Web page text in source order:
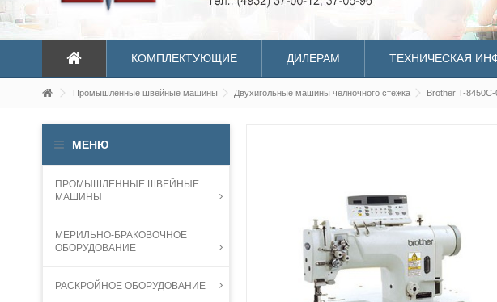
КОМПЛЕКТУЮЩИЕ ДИЛЕРАМ ТЕХНИЧЕСКАЯ
Промышленные швейные машины Двухигольные машины челночного стежка Brother T-
МЕНЮ
ПРОМЫШЛЕННЫЕ ШВЕЙНЫЕ
МАШИНЫ
МЕРИЛЬНО-БРАКОВОЧНОЕ
ОБОРУДОВАНИЕ
РАСКРОЙНОЕ ОБОРУДОВАНИЕ